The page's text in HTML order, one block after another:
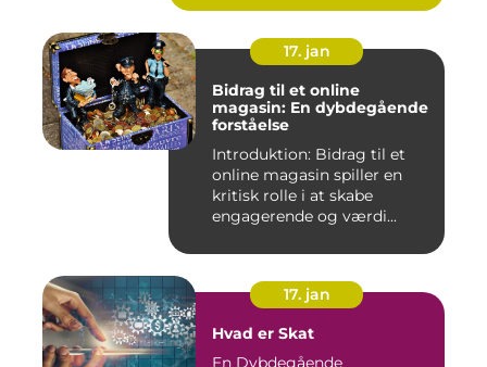
17. jan
Bidrag til et online
magasin: En dybdegående
forståelse
Introduktion: Bidrag til et
online magasin spiller en
kritisk rolle i at skabe
engagerende og værdi...
17. jan
Hvad er Skat
En Dybdegående